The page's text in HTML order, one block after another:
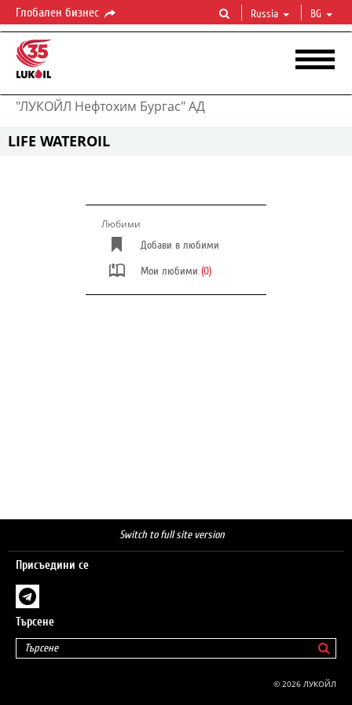
Глобален бизнес Russia BG
"ЛУКОЙЛ Нефтохим Бургас" АД
LIFE WATEROIL
Любими
Добави в любими
Мои любими (0)
Switch to full site version
Присъедини се
Търсене
© 2026 ЛУКОЙЛ